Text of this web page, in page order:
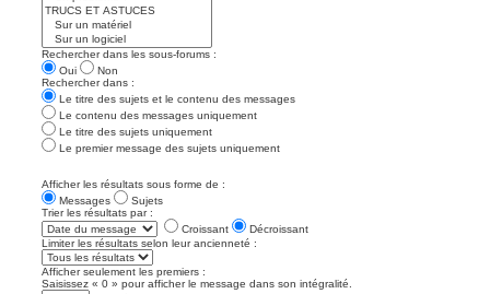
Rechercher dans les sous-forums :
Oui
Non
Rechercher dans :
Le titre des sujets et le contenu des messages
Le contenu des messages uniquement
Le titre des sujets uniquement
Le premier message des sujets uniquement
Afficher les résultats sous forme de :
Messages
Sujets
Trier les résultats par :
Croissant
Décroissant
Limiter les résultats selon leur ancienneté :
Afficher seulement les premiers :
Saisissez « 0 » pour afficher le message dans son intégralité.